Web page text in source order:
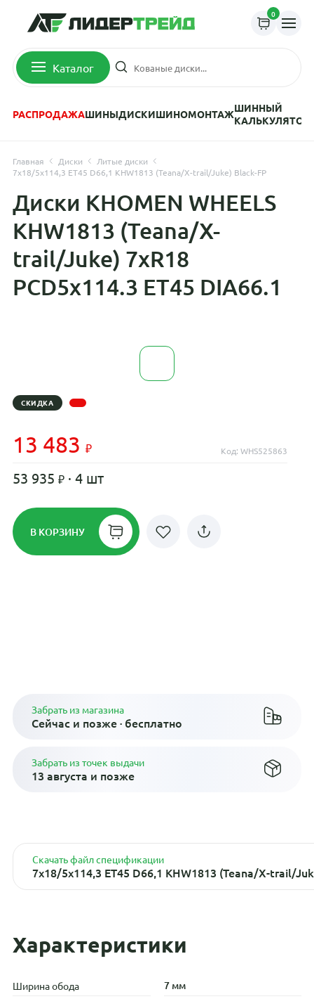
0
Каталог
РАСПРОДАЖАШИНЫДИСКИШИНОМОНТАЖШИННЫЙ
КАЛЬКУЛЯТОР
Главная Диски
Литые диски
7x18/5x114,3 ET45 D66,1 KHW1813 (Teana/X-trail/Juke) Black-FP
Диски KHOMEN WHEELS
KHW1813 (Teana/X-
trail/Juke) 7xR18
PCD5x114.3 ET45 DIA66.1
СКИДКА
13 483 Код: WHS525863
53 935 · 4 шт
В КОРЗИНУ
Забрать из магазина
Сейчас и позже · бесплатно
Забрать из точек выдачи
13 августа и позже
Скачать файл спецификации
7x18/5x114,3 ET45 D66,1 KHW1813 (Teana/X-trail/
Характеристики
Ширина обода 7 мм